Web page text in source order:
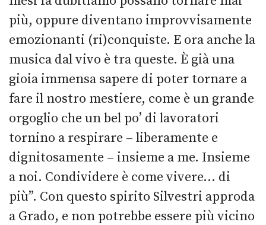
più, oppure diventano improvvisamente
emozionanti (ri)conquiste. E ora anche la
musica dal vivo è tra queste. È già una
gioia immensa sapere di poter tornare a
fare il nostro mestiere, come è un grande
orgoglio che un bel po’ di lavoratori
tornino a respirare – liberamente e
dignitosamente – insieme a me. Insieme
a noi. Condividere è come vivere... di
più”. Con questo spirito Silvestri approda
a Grado, e non potrebbe essere più vicino